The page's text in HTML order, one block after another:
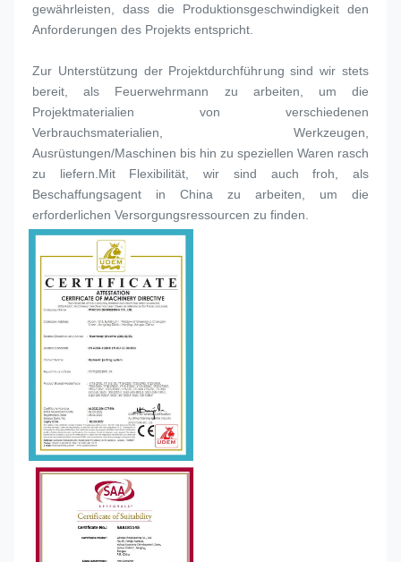
gewährleisten, dass die Produktionsgeschwindigkeit den
Anforderungen des Projekts entspricht.
Zur Unterstützung der Projektdurchführung sind wir stets
bereit, als Feuerwehrmann zu arbeiten, um die
Projektmaterialien von verschiedenen
Verbrauchsmaterialien, Werkzeugen,
Ausrüstungen/Maschinen bis hin zu speziellen Waren rasch
zu liefern.Mit Flexibilität, wir sind auch froh, als
Beschaffungsagent in China zu arbeiten, um die
erforderlichen Versorgungsressourcen zu finden.